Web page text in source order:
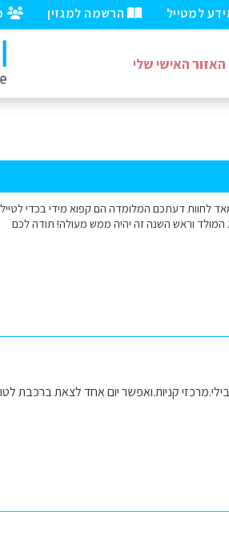
הרשמה למגזין למטייל
האזור האישי שלי
לחוות דעתכם המלומדה הם קפוא מידי בכדי
המולד וראש השנה זה יהיה ממש מעולה! תודה לכם
קניות.ואפשר יום אחד לצאת ברכבת